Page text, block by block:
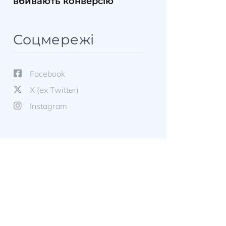
Соцмережі
Facebook
X (ex Twitter)
Instagram